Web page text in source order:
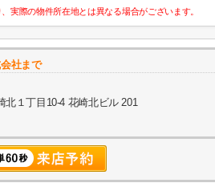
実際の物件所在地とは異なる場合がございます。
社まで
北１丁目10-4 花崎北ビル 201